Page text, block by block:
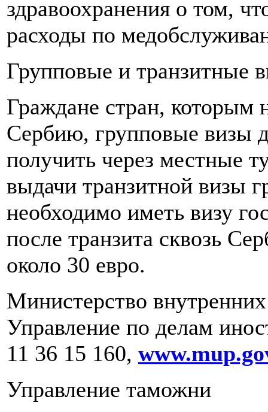
здравоохранения о том,
расходы по
Групповые и транзитные
Граждане стран, которым
Сербию, групповые визы
получить через местные
выдачи транзитной визы
необходимо иметь визу
после транзита сквозь
около 30 евро.
Министерство
Управление по делам
11 36 15 160,
Управление таможни